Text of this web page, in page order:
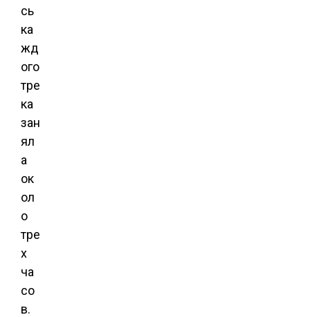
сь
ка
жд
ого
тре
ка
зан
ял
а
ок
ол
о
тре
х
ча
со
в.